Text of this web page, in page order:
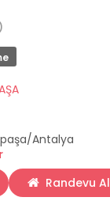
Antalya
Randevu Al